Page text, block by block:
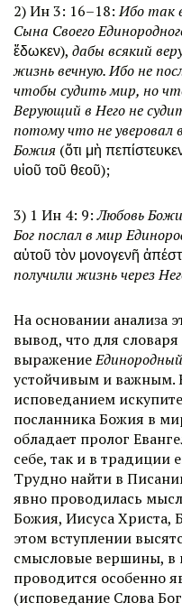
2) Ин 3: 16–18:Ибо так
Сына Своего
ἔδωκεν), дабы всякий
жизнь вечную. Ибо не
чтобы судить мир, но
Верующий в Него не
потому что не уверовал
Божия (ὅτι μὴ
υἱοῦ τοῦ θεοῦ);
3) 1 Ин 4: 9:Любовь
Бог послал в мир
αὐτοῦ τὸν μονογενῆ
получили жизнь через
На основании анализа
вывод, что для
выражение
устойчивым и важным.
исповеданием
посланника Божия в
обладает пролог
себе, так и в традиции
Трудно найти в
явно проводилась
Божия, Иисуса Христа,
этом вступлении
смысловые вершины, в
проводится особенно
(исповедание Слова